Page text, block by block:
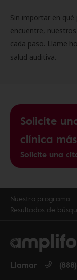
Sin importar en
encuentre,
cada paso. Llame
salud auditiva.
Solicite
clínica
Solicite una
Nuestro programa
Resultados de
Llamar